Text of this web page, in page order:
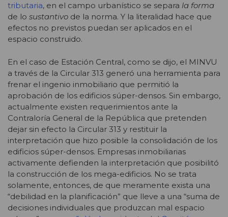
tributaria, en el campo urbanístico se separa la forma
de lo sustantivo de la norma. Y la literalidad hace que
efectos no previstos puedan ser aplicados en el
espacio construido.
En el caso de Estación Central, como se dijo, el MINVU
a través de la Circular 313 generó una herramienta para
frenar el ingenio inmobiliario que permitió la
aprobación de los edificios súper-densos. Sin embargo,
actualmente existen requerimientos ante la
Contraloría General de la República que pretenden
dejar sin efecto la Circular 313 y restituir la
interpretación que hizo posible la consolidación de los
edificios súper-densos. Empresas inmobiliarias
activamente defienden la interpretación que posibilitó
la construcción de los mega-edificios. No se trata
solamente, entonces, de que meramente exista una
“debilidad en la planificación” que lleve a una “suma de
decisiones individuales que produzcan mal espacio